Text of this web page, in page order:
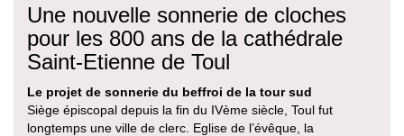
Une nouvelle sonnerie de cloches
pour les 800 ans de la cathédrale
Saint-Etienne de Toul
Le projet de sonnerie du beffroi de la tour sud
Siège épiscopal depuis la fin du IVème siècle, Toul fut
longtemps une ville de clerc. Eglise de l’évêque, la